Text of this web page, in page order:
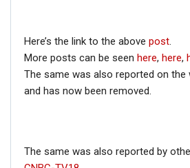
Here’s the link to the above post
More posts can be seen here, here,
The same was also reported on the
and has now been removed.
The same was also reported by